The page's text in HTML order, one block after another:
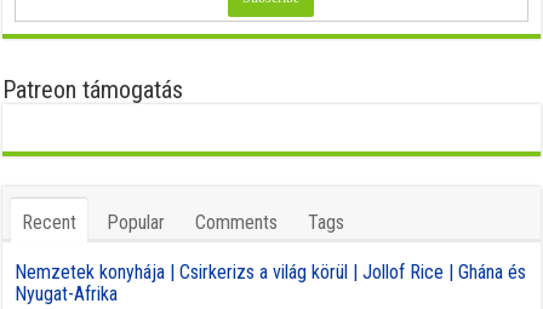
Patreon támogatás
Recent Popular Comments Tags
Nemzetek konyhája | Csirkerizs a világ körül | Jollof Rice | Ghána és
Nyugat-Afrika